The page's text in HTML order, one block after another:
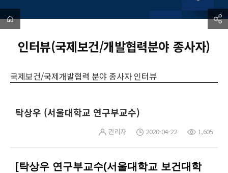
인터뷰(국제보건/개발협력분야 종사자)
국제보건/국제개발협력 분야 종사자 인터뷰
탁상우 (서울대학교 연구부교수)
관리자 2020-04-22 1,605
[탁상우 연구부교수(서울대학교 보건대학